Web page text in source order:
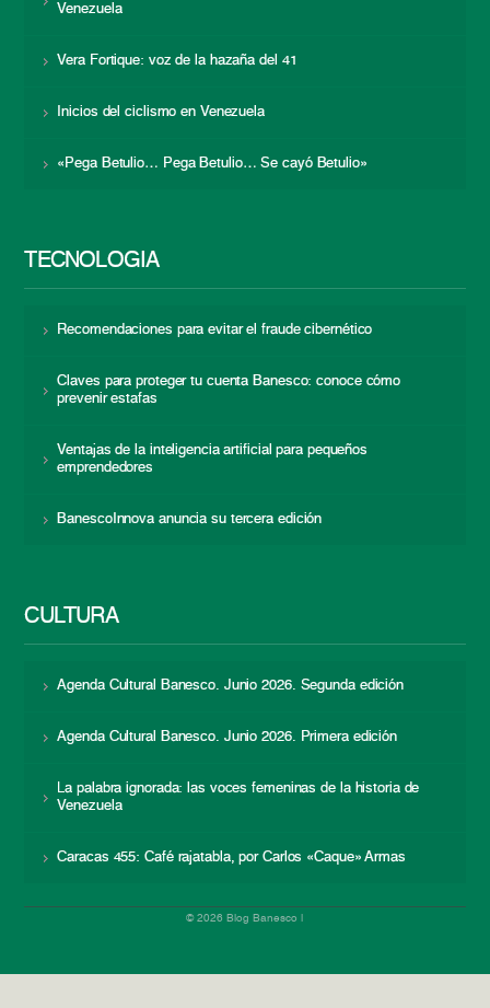
Venezuela
Vera Fortique: voz de la hazaña del 41
Inicios del ciclismo en Venezuela
«Pega Betulio… Pega Betulio… Se cayó Betulio»
TECNOLOGÍA
Recomendaciones para evitar el fraude cibernético
Claves para proteger tu cuenta Banesco: conoce cómo
prevenir estafas
Ventajas de la inteligencia artificial para pequeños
emprendedores
BanescoInnova anuncia su tercera edición
CULTURA
Agenda Cultural Banesco. Junio 2026. Segunda edición
Agenda Cultural Banesco. Junio 2026. Primera edición
La palabra ignorada: las voces femeninas de la historia de
Venezuela
Caracas 455: Café rajatabla, por Carlos «Caque» Armas
© 2026 Blog Banesco |